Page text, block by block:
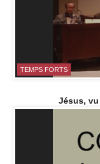
TEMPS FORTS
Jésus,